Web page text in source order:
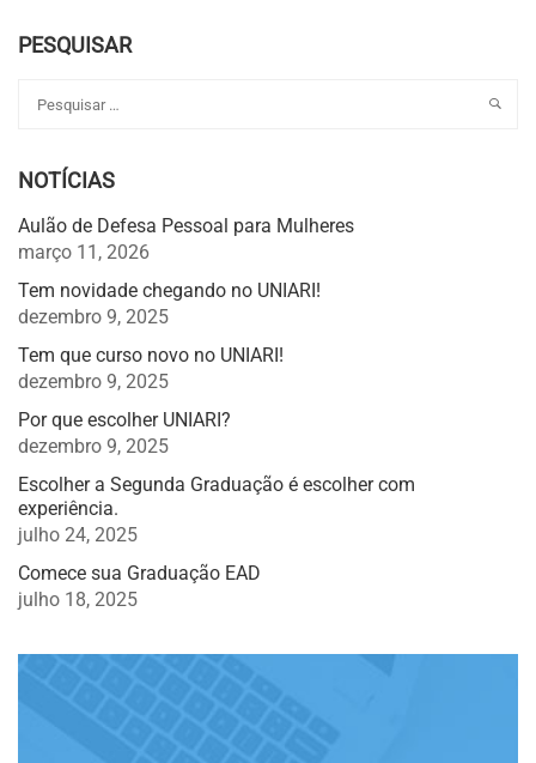
PESQUISAR
NOTÍCIAS
Aulão de Defesa Pessoal para Mulheres
março 11, 2026
Tem novidade chegando no UNIARI!
dezembro 9, 2025
Tem que curso novo no UNIARI!
dezembro 9, 2025
Por que escolher UNIARI?
dezembro 9, 2025
Escolher a Segunda Graduação é escolher com
experiência.
julho 24, 2025
Comece sua Graduação EAD
julho 18, 2025